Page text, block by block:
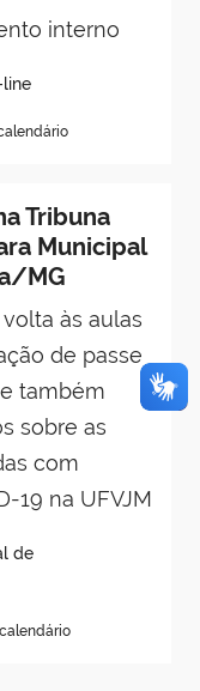
interno
line
Tribuna
Municipal
MG
às aulas
de passe
também
sobre as
com
19 na UFVJM
de